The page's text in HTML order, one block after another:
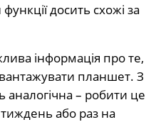
досить схожі за
інформація про те,
планшет. З
аналогічна – робити це
або раз на